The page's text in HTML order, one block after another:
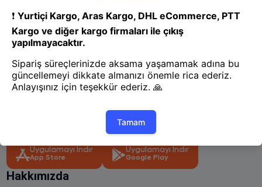
- Yenilik ve hızı keşfedin, işinizi
yönetin!
Uygulamayı İndir
App Store
Uygulamayı İndir
Google Play
Hakkımızda